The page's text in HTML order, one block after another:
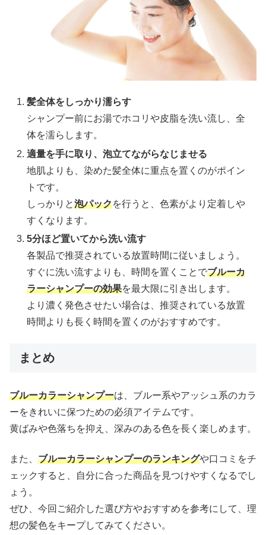
髪全体をしっかり濡らす
シャンプー前にお湯でホコリや皮脂を洗い流し、全
体を濡らします。
適量を手に取り、泡立てながらなじませる
地肌よりも、染めた髪全体に重点を置くのがポイン
トです。
しっかりと泡パックを行うと、色素がより定着しや
すくなります。
5分ほど置いてから洗い流す
各製品で推奨されている放置時間に従いましょう。
すぐに洗い流すよりも、時間を置くことでブルーカ
ラーシャンプーの効果を最大限に引き出します。
より濃く発色させたい場合は、推奨されている放置
時間よりも長く時間を置くのがおすすめです。
まとめ
ブルーカラーシャンプーは、ブルー系やアッシュ系のカラ
ーをきれいに保つための必須アイテムです。
黄ばみや色落ちを抑え、深みのある色を長く楽しめます。
また、 ブルーカラーシャンプーのランキングや口コミをチ
ェックすると、自分に合った商品を見つけやすくなるでし
ょう。
ぜひ、今回ご紹介した選び方やおすすめを参考にして、理
想の髪色をキープしてみてください。